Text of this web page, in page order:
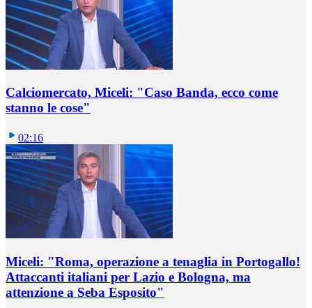
Calciomercato, Miceli: "Caso Banda, ecco come
stanno le cose"
02:16
Miceli: "Roma, operazione a tenaglia in Portogallo!
Attaccanti italiani per Lazio e Bologna, ma
attenzione a Seba Esposito"